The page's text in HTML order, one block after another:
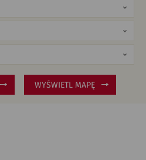
WYŚWIETL MAPĘ